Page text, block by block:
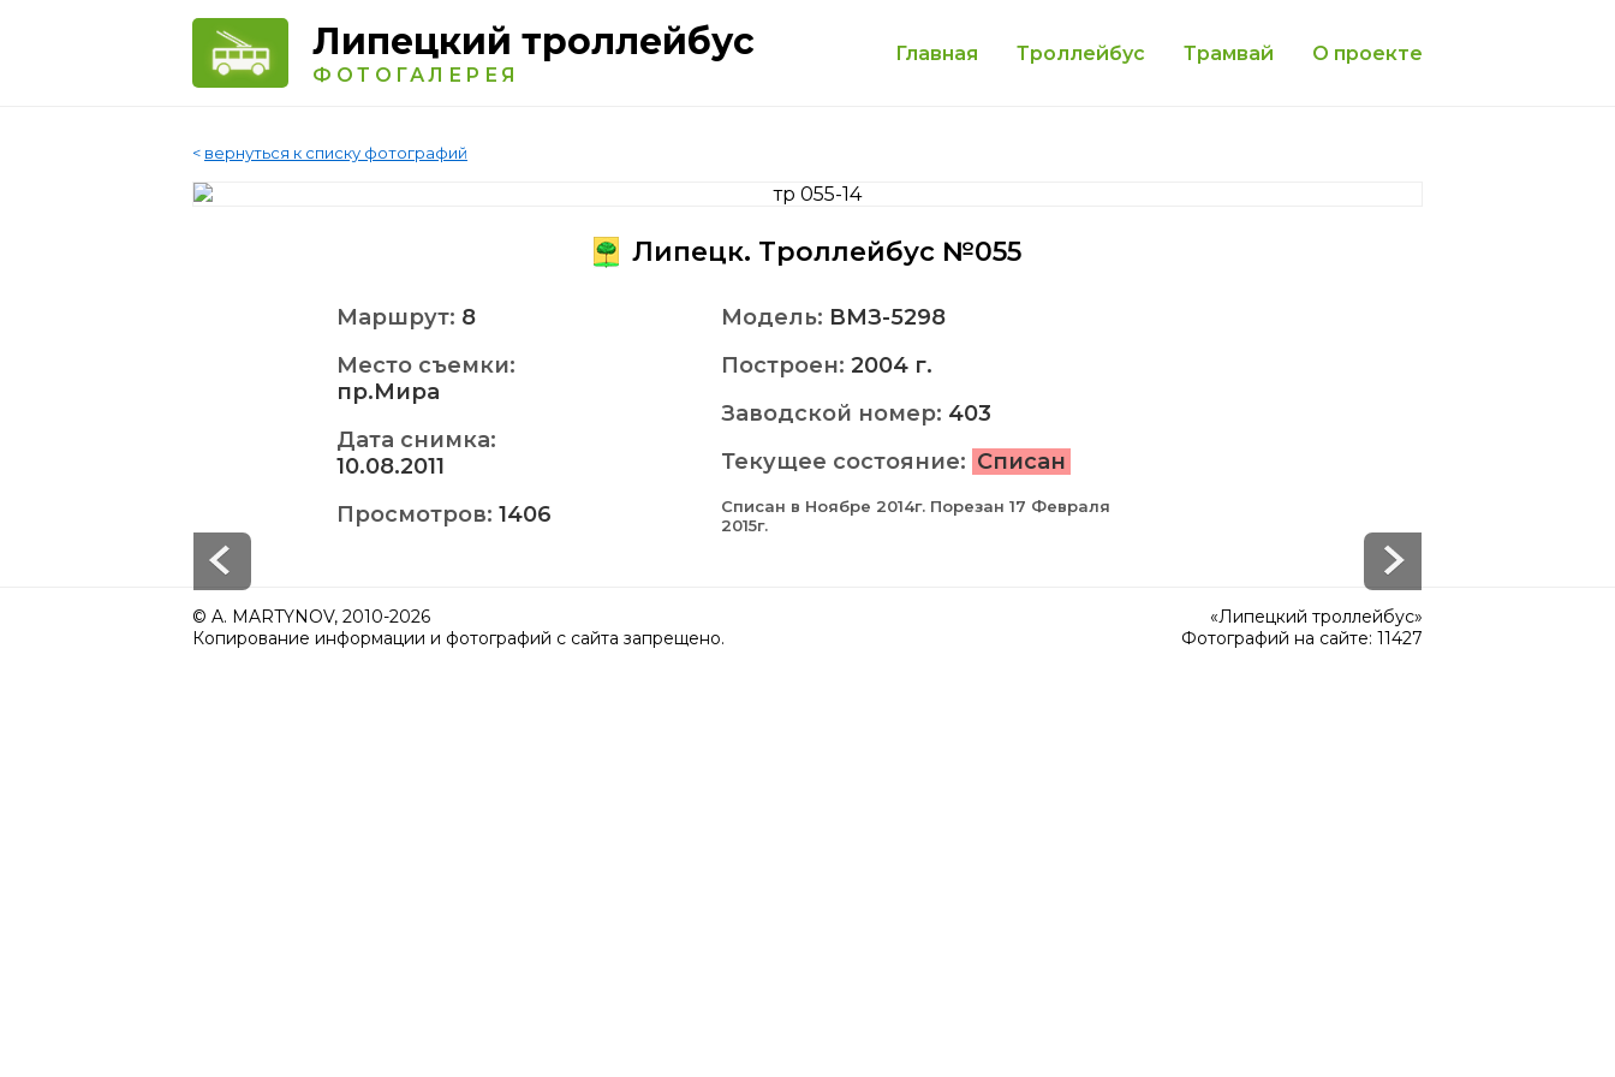
Липецкий троллейбус
ФОТОГАЛЕРЕЯ
Главная Троллейбус Трамвай О проекте
< вернуться к списку фотографий
Липецк. Троллейбус №055
Маршрут: 8
Место съемки:
пр.Мира
Дата снимка:
10.08.2011
Просмотров: 1406
Модель: ВМЗ-5298
Построен: 2004 г.
Заводской номер: 403
Текущее состояние: Списан
Списан в Ноябре 2014г. Порезан 17 Февраля
2015г.
© A. MARTYNOV, 2010-2026
Копирование информации и фотографий с сайта запрещено.
«Липецкий троллейбус»
Фотографий на сайте: 11427